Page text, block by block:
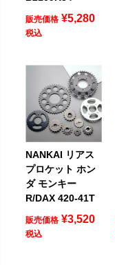
販売価格 ¥5,280
税込
NANKAI リアス
プロケット ホン
ダ モンキー
R/DAX 420-41T
販売価格 ¥3,520
税込